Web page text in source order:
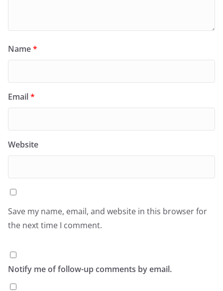
Name*
Email*
Website
Save my name, email, and website in this browser for
the next time I comment.
Notify me of follow-up comments by email.